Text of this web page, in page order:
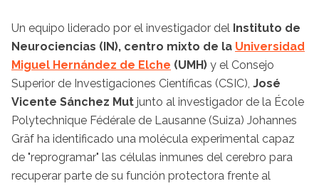
Un equipo liderado por el investigador del Instituto de
Neurociencias (IN), centro mixto de la Universidad
Miguel Hernández de Elche (UMH) y el Consejo
Superior de Investigaciones Científicas (CSIC), José
Vicente Sánchez Mut junto al investigador de la École
Polytechnique Fédérale de Lausanne (Suiza) Johannes
Gräf ha identificado una molécula experimental capaz
de "reprogramar" las células inmunes del cerebro para
recuperar parte de su función protectora frente al